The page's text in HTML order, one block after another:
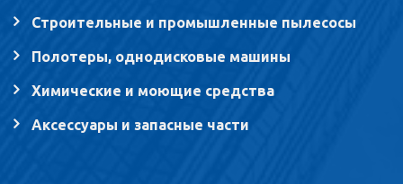
Строительные и промышленные пылесосы
Полотеры, однодисковые машины
Химические и моющие средства
Аксессуары и запасные части